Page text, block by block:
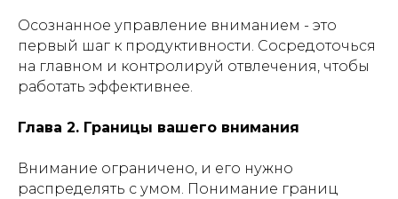
Осознанное управление вниманием - это
первый шаг к продуктивности. Сосредоточься
на главном и контролируй отвлечения, чтобы
работать эффективнее.
Глава 2. Границы вашего внимания
Внимание ограничено, и его нужно
распределять с умом. Понимание границ